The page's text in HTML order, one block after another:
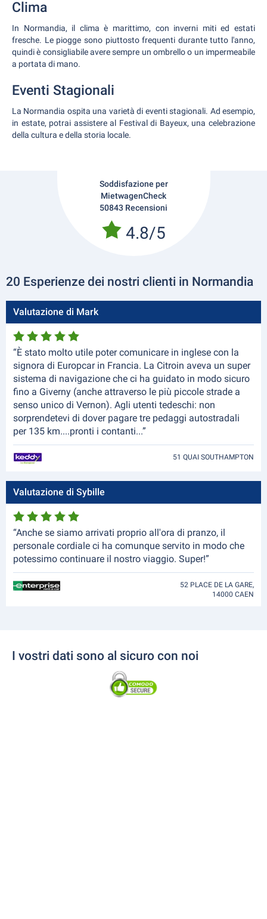
Clima
In Normandia, il clima è marittimo, con inverni miti ed estati
fresche. Le piogge sono piuttosto frequenti durante tutto l'anno,
quindi è consigliabile avere sempre un ombrello o un impermeabile
a portata di mano.
Eventi Stagionali
La Normandia ospita una varietà di eventi stagionali. Ad esempio,
in estate, potrai assistere al Festival di Bayeux, una celebrazione
della cultura e della storia locale.
Soddisfazione per
MietwagenCheck
50843 Recensioni
4.8/5
20 Esperienze dei nostri clienti in Normandia
Valutazione di Mark
“È stato molto utile poter comunicare in inglese con la
signora di Europcar in Francia. La Citroin aveva un super
sistema di navigazione che ci ha guidato in modo sicuro
fino a Giverny (anche attraverso le più piccole strade a
senso unico di Vernon). Agli utenti tedeschi: non
sorprendetevi di dover pagare tre pedaggi autostradali
per 135 km....pronti i contanti...”
51 QUAI SOUTHAMPTON
Valutazione di Sybille
“Anche se siamo arrivati proprio all'ora di pranzo, il
personale cordiale ci ha comunque servito in modo che
potessimo continuare il nostro viaggio. Super!”
52 PLACE DE LA GARE,
14000 CAEN
I vostri dati sono al sicuro con noi